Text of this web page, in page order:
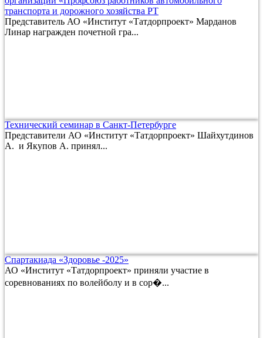
транспорта и дорожного хозяйства РТ
Представитель АО «Институт «Татдорпроект» Марданов
Линар награжден почетной гра...
Технический семинар в Санкт-Петербурге
Представители АО «Институт «Татдорпроект» Шайхутдинов
А. и Якупов А. принял...
Спартакиада «Здоровье -2025»
АО «Институт «Татдорпроект» приняли участие в
соревнованиях по волейболу и в сор�...